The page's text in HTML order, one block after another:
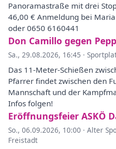
Panoramastraße mit drei
46,00 € Anmeldung bei
oder 0650 6160441
Don Camillo gegen
Sa., 29.08.2026, 16:45 ·
Das 11-Meter-Schießen
Pfarrer findet zwischen den
Mannschaft und der
Infos folgen!
Eröffnungsfeier ASKÖ
So., 06.09.2026, 10:00 · Alter
Freistadt